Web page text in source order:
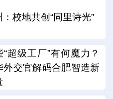
：校地共创“同里诗光”
“超级工厂”有何魔力？
外交官解码合肥智造新